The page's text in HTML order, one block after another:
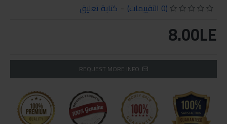
(0 التقييمات) - كتابة تعليق
8.00LE
REQUEST MORE INFO